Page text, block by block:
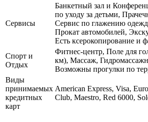
Сервисы
Банкетный зал и
по уходу за детьми,
Сервис по глажению
Прокат автомобилей,
Есть ксерокопирование и
Спорт и
Отдых
Фитнес-центр, Поле для
км), Массаж,
Возможны прогулки по
Виды
принимаемых
кредитных
карт
American Express, Visa,
Club, Maestro, Red 6000,